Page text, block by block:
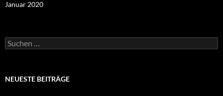
Januar 2020
Suchen
nach:
NEUESTE BEITRÄGE